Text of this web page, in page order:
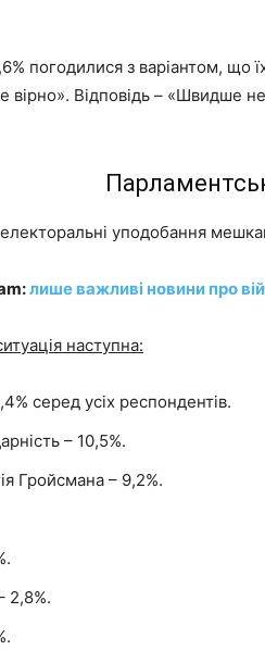
погодилися з варіантом, що
вірно». Відповідь – «Швидше
уподобання
лише важливі новини про
наступна:
серед усіх респондентів.
– 10,5%.
Гройсмана – 9,2%.
2,8%.